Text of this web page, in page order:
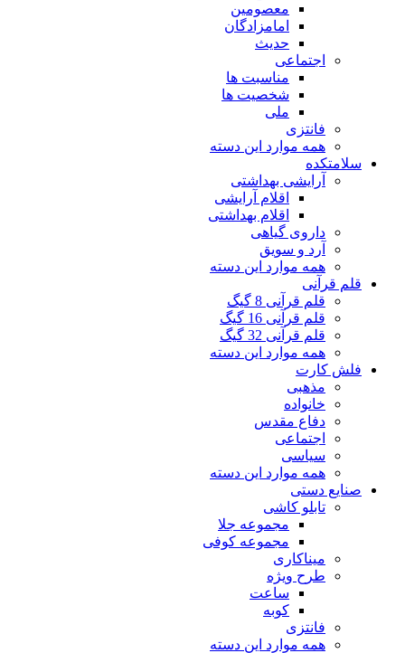
معصومین
امامزادگان
حدیث
اجتماعی
مناسبت ها
شخصیت ها
ملی
فانتزی
همه موارد این دسته
سلامتکده
آرایشی بهداشتی
اقلام آرایشی
اقلام بهداشتی
داروی گیاهی
آرد و سویق
همه موارد این دسته
قلم قرآنی
قلم قرآنی 8 گیگ
قلم قرآنی 16 گیگ
قلم قرآنی 32 گیگ
همه موارد این دسته
فلش کارت
مذهبی
خانواده
دفاع مقدس
اجتماعی
سیاسی
همه موارد این دسته
صنایع دستی
تابلو کاشی
مجموعه جلا
مجموعه کوفی
میناکاری
طرح ویژه
ساعت
کوبه
فانتزی
همه موارد این دسته